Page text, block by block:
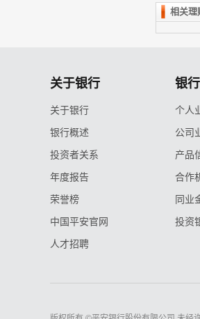
相关理
关于银行
关于银行
银行概述
投资者关系
年度报告
荣誉榜
中国平安官网
人才招聘
银
个人
公司
产品
合作
同业
投资